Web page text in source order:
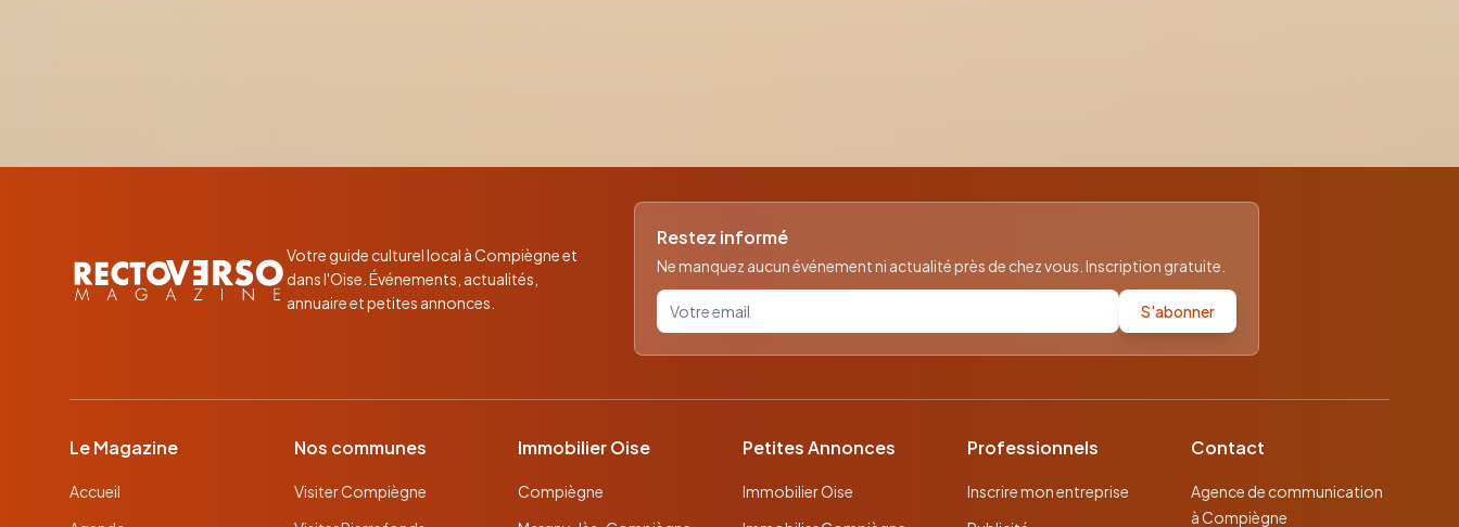
Votre guide culturel local à Compiègne et
dans l'Oise. Événements, actualités,
annuaire et petites annonces.
Restez informé
Ne manquez aucun événement ni actualité près de chez vous. Inscription gratuite.
Votre email pour la newsletter S'abonner
Le Magazine
Accueil
Nos communes
Visiter Compiègne
Immobilier Oise
Compiègne
Petites Annonces
Immobilier Oise
Professionnels
Inscrire mon entreprise
Contact
Agence de communication
à Compiègne